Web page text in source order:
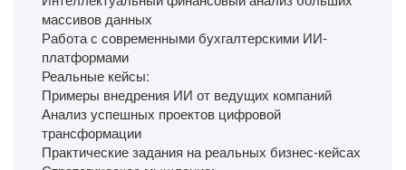
массивов данных
Работа с современными бухгалтерскими ИИ-
платформами
Реальные кейсы:
Примеры внедрения ИИ от ведущих компаний
Анализ успешных проектов цифровой
трансформации
Практические задания на реальных бизнес-кейсах